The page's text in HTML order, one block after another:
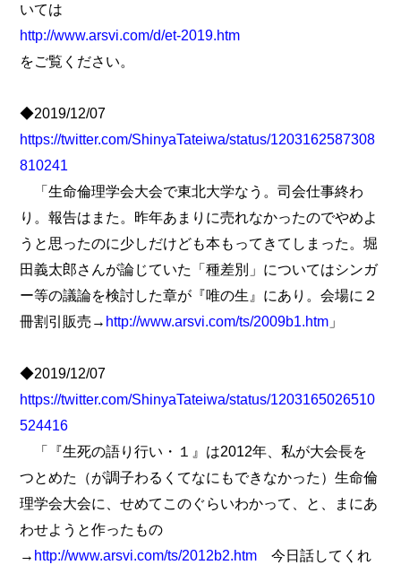
いては
http://www.arsvi.com/d/et-2019.htm
をご覧ください。
◆2019/12/07
https://twitter.com/ShinyaTateiwa/status/1203162587308
810241
「生命倫理学会大会で東北大学なう。司会仕事終わ
り。報告はまた。昨年あまりに売れなかったのでやめよ
うと思ったのに少しだけども本もってきてしまった。堀
田義太郎さんが論じていた「種差別」についてはシンガ
ー等の議論を検討した章が『唯の生』にあり。会場に２
冊割引販売→ http://www.arsvi.com/ts/2009b1.htm 」
◆2019/12/07
https://twitter.com/ShinyaTateiwa/status/1203165026510
524416
「『生死の語り行い・１』は2012年、私が大会長を
つとめた（が調子わるくてなにもできなかった）生命倫
理学会大会に、せめてこのぐらいわかって、と、まにあ
わせようと作ったもの
→ http://www.arsvi.com/ts/2012b2.htm 今日話してくれ